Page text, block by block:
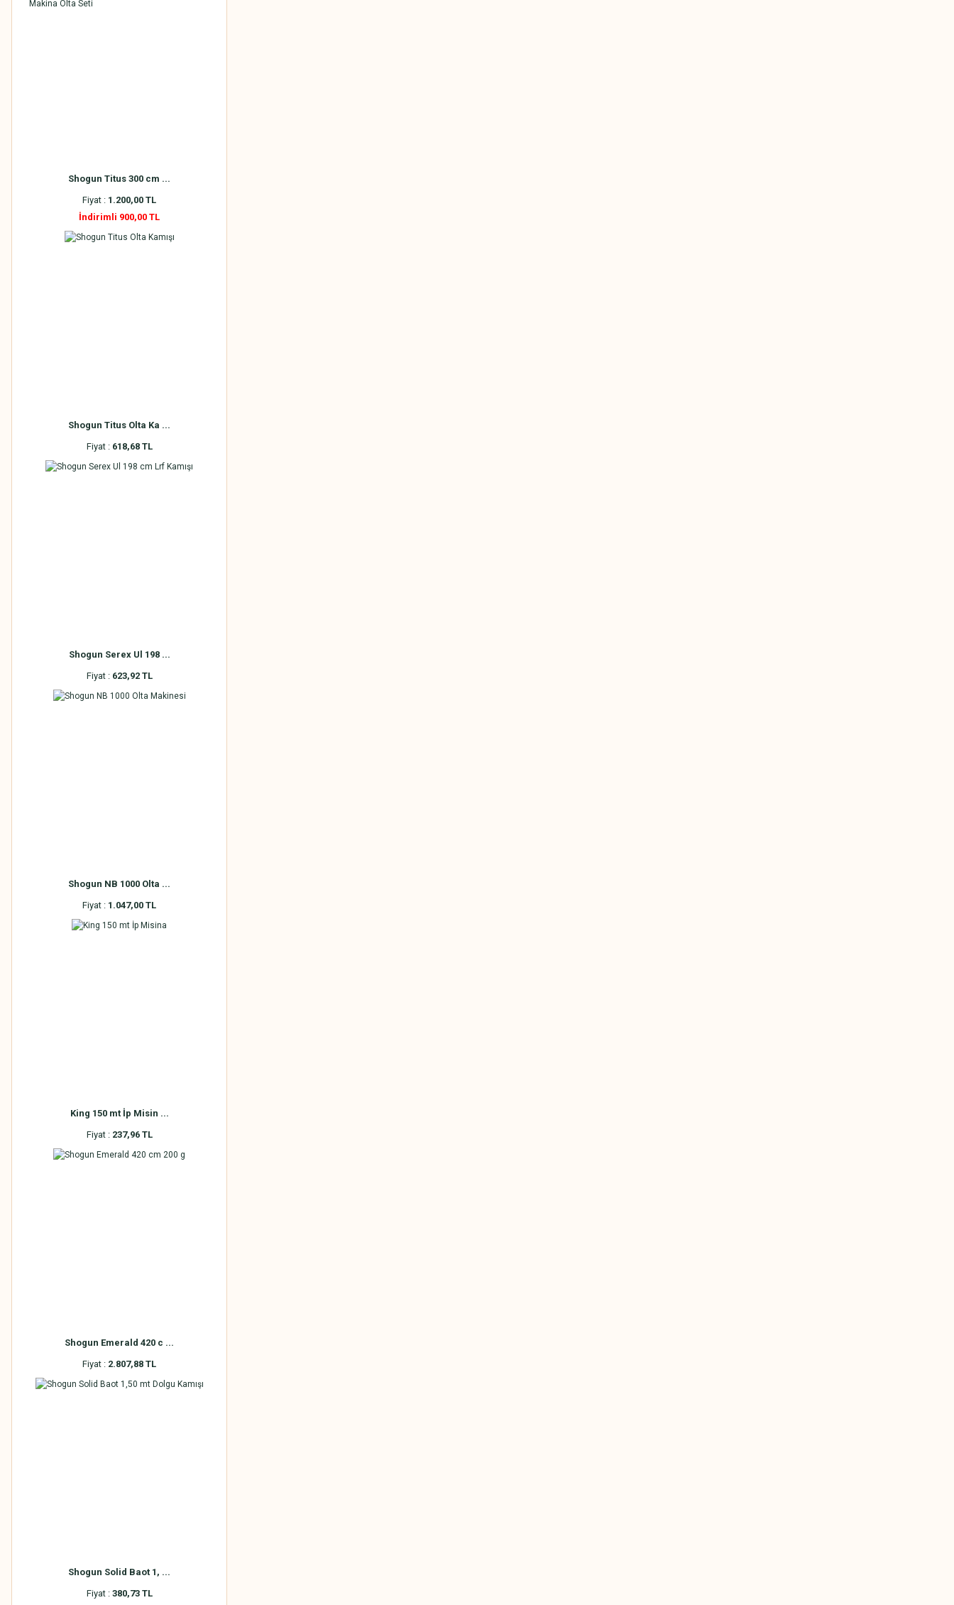
Shogun Titus 300 cm ...
Fiyat : 1.200,00 TL
İndirimli 900,00 TL
Shogun Titus Olta Ka ...
Fiyat : 618,68 TL
Shogun Serex Ul 198 ...
Fiyat : 623,92 TL
Shogun NB 1000 Olta ...
Fiyat : 1.047,00 TL
King 150 mt İp Misin ...
Fiyat : 237,96 TL
Shogun Emerald 420 c ...
Fiyat : 2.807,88 TL
Shogun Solid Baot 1, ...
Fiyat : 380,73 TL